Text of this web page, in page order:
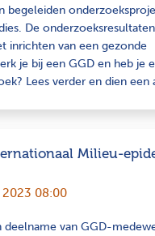
begeleiden
De
inrichten van een gezonde
je bij een GGD en heb je
Lees verder en dien een
Milieu-
2023 08:00
deelname van GGD-